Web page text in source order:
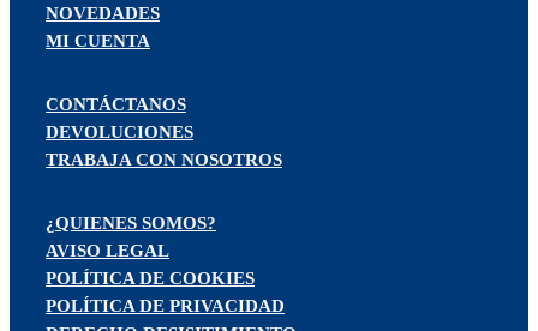
NOVEDADES
MI CUENTA
CONTÁCTANOS
DEVOLUCIONES
TRABAJA CON NOSOTROS
¿QUIENES SOMOS?
AVISO LEGAL
POLÍTICA DE COOKIES
POLÍTICA DE PRIVACIDAD